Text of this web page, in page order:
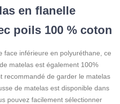
en flanelle
poils 100 % coton
face inférieure en polyuréthane, ce
matelas est également 100%
recommandé de garder le matelas
de matelas est disponible dans
pouvez facilement sélectionner